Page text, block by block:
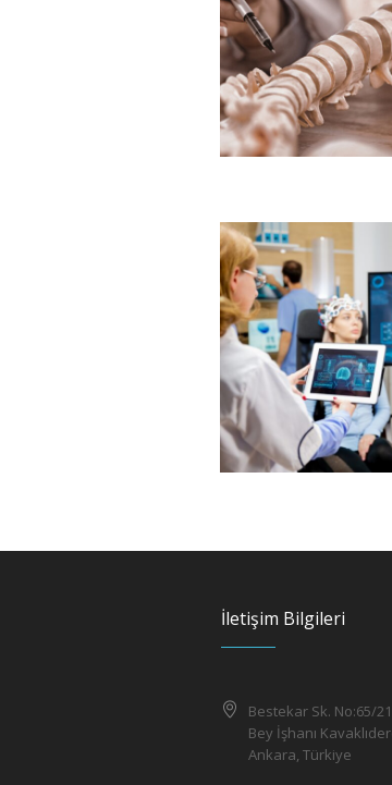
İletişim Bilgileri
Bestekar Sk. No:65/
Bey İşhanı
Ankara, Türkiye